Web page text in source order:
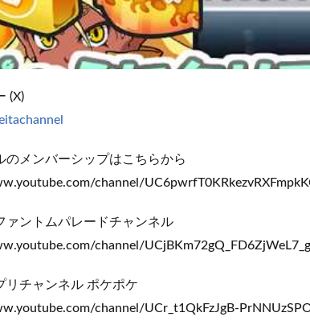
(X)
のメンバーシップはこちらから
channel/
ァントムパレードチャンネル
channel/
リチャンネル ポケポケ
channel/UCr_t1QkFzJgB-